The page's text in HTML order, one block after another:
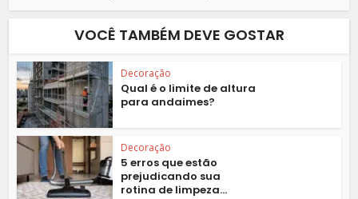
VOCÊ TAMBÉM DEVE GOSTAR
Decoração
Qual é o limite de altura
para andaimes?
Decoração
5 erros que estão
prejudicando sua
rotina de limpeza...